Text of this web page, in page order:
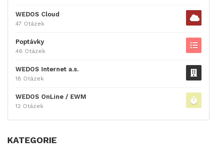
WEDOS Cloud
47 Otázek
Poptávky
46 Otázek
WEDOS Internet a.s.
18 Otázek
WEDOS OnLine / EWM
12 Otázek
KATEGORIE